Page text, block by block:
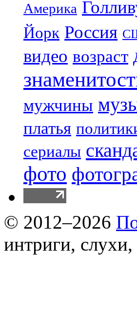
Америка
Йорк Россия
видео возраст
мужчины
платья
сериалы
фото
© 2012–2026
интриги,